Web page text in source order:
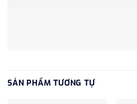
SẢN PHẨM TƯƠNG TỰ